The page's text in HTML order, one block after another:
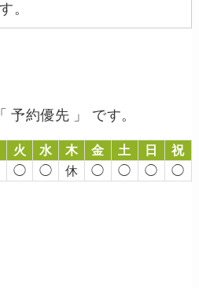
。
予約優先 」 です。
火 水 木 金 土 日
祝
◯ ◯ 休 ◯ ◯ ◯ ◯